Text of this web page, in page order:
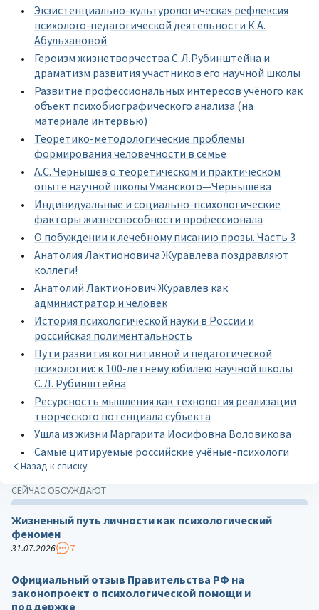
Экзистенциально-культурологическая рефлексия
психолого-педагогической деятельности К.А.
Абульхановой
Героизм жизнетворчества С.Л.Рубинштейна и
драматизм развития участников его научной школы
Развитие профессиональных интересов учёного как
объект психобиографического анализа (на
материале интервью)
Теоретико-методологические проблемы
формирования человечности в семье
А.С. Чернышев о теоретическом и практическом
опыте научной школы Уманского—Чернышева
Индивидуальные и социально-психологические
факторы жизнеспособности профессионала
О побуждении к лечебному писанию прозы. Часть 3
Анатолия Лактионовича Журавлева поздравляют
коллеги!
Анатолий Лактионович Журавлев как
администратор и человек
История психологической науки в России и
российская полиментальность
Пути развития когнитивной и педагогической
психологии: к 100-летнему юбилею научной школы
С.Л. Рубинштейна
Ресурсность мышления как технология реализации
творческого потенциала субъекта
Ушла из жизни Маргарита Иосифовна Воловикова
Самые цитируемые российские учёные-психологи
Назад к списку
СЕЙЧАС ОБСУЖДАЮТ
Жизненный путь личности как психологический
феномен
31.07.2026 7
Официальный отзыв Правительства РФ на
законопроект о психологической помощи и
поддержке